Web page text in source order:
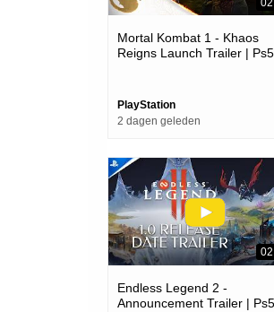
Mortal Kombat 1 - Khaos
Reigns Launch Trailer | Ps5
PlayStation
2 dagen geleden
Endless Legend 2 -
Announcement Trailer | Ps5